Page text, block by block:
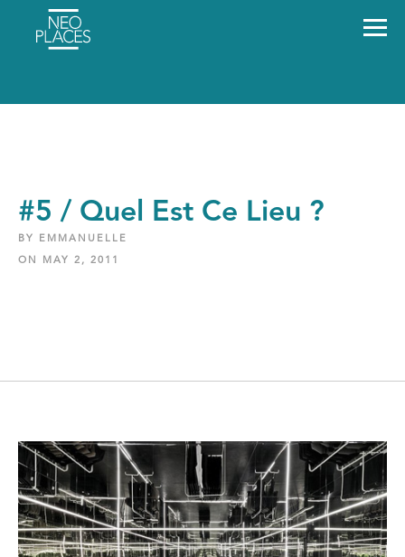
#5 / Quel Est Ce Lieu ?
BY EMMANUELLE
ON MAY 2, 2011